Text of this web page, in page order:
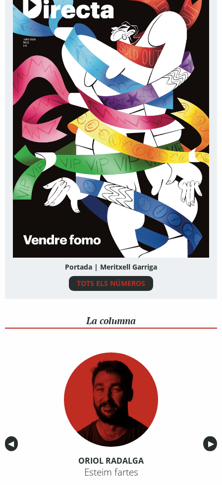
Portada | Meritxell Garriga
TOTS ELS NÚMEROS
La columna
Anterior
◀︎ ▶︎
ORIOL RADALGA
Esteim fartes